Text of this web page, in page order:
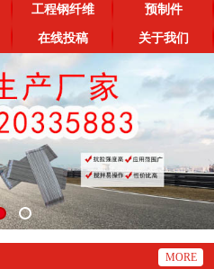
工程钢纤维 预制件
在线投稿 关于我们
MORE